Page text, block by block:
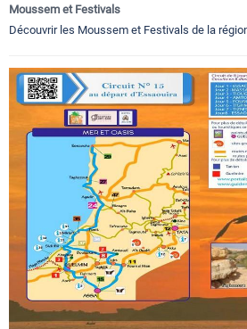
Moussem et Festivals
Découvrir les Moussem et Festivals de la